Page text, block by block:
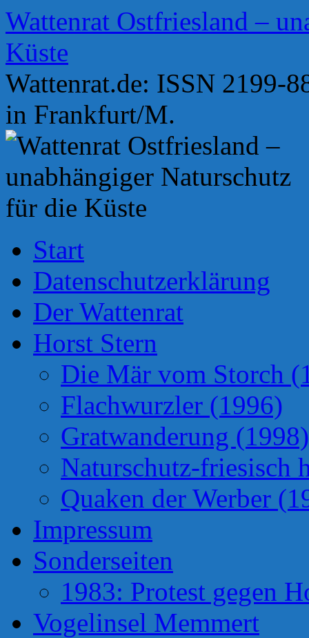
Zum
Inhalt
springen
Wattenrat Ostfriesland –
Küste
Wattenrat.de: ISSN 2199-
in Frankfurt/M.
Start
Datenschutzerklärung
Der Wattenrat
Horst Stern
Die Mär vom Storch
Flachwurzler (1996)
Gratwanderung (1998)
Naturschutz-friesisch
Quaken der Werber
Impressum
Sonderseiten
1983: Protest gegen
Vogelinsel Memmert